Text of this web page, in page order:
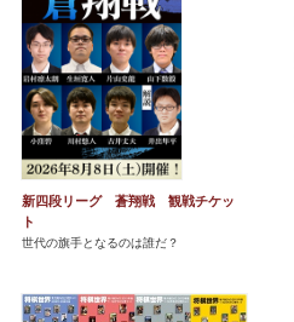
新四段リーグ 蒼翔戦 観戦チケッ
ト
世代の旗手となるのは誰だ？